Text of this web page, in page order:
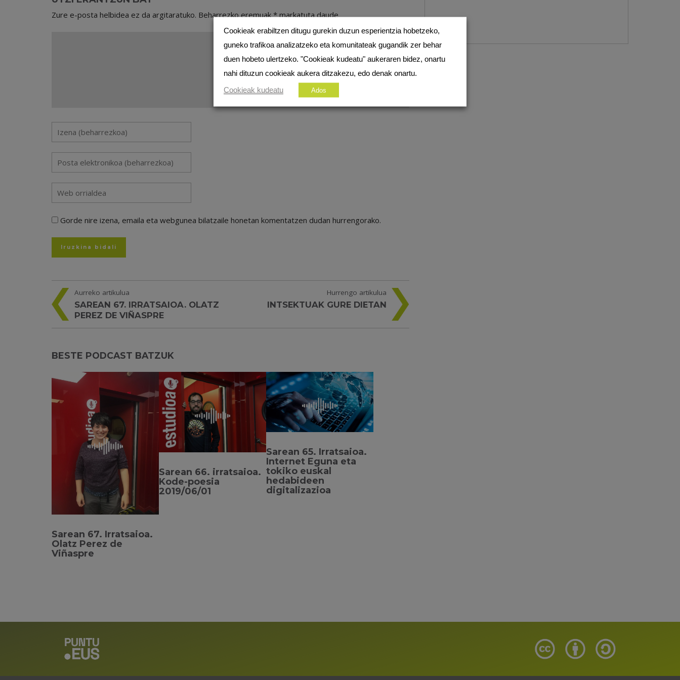
Zure e-posta helbidea ez da argitaratuko. Beharrezko eremuak*markatuta daude
Gorde nire izena, emaila eta webgunea bilatzaile honetan komentatzen dudan hurrengorako.
Aurreko artikulua
SAREAN 67. IRRATSAIOA. OLATZ
PEREZ DE VIÑASPRE
Hurrengo artikulua
INTSEKTUAK GURE DIETAN
BESTE PODCAST BATZUK
Sarean 67. Irratsaioa.
Olatz Perez de
Viñaspre
Sarean 66. irratsaioa.
Kode-poesia
2019/06/01
Sarean 65. Irratsaioa.
Internet Eguna eta
tokiko euskal
hedabideen
digitalizazioa
Cookieak erabiltzen ditugu gurekin duzun esperientzia hobetzeko,
guneko trafikoa analizatzeko eta komunitateak gugandik zer behar
duen hobeto ulertzeko. "Cookieak kudeatu" aukeraren bidez, onartu
nahi dituzun cookieak aukera ditzakezu, edo denak onartu.
Cookieak kudeatu Ados